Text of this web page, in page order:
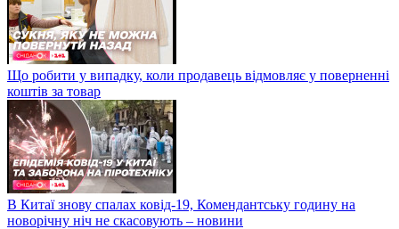
Що робити у випадку, коли продавець відмовляє у поверненні
коштів за товар
В Китаї знову спалах ковід-19, Комендантську годину на
новорічну ніч не скасовують – новини